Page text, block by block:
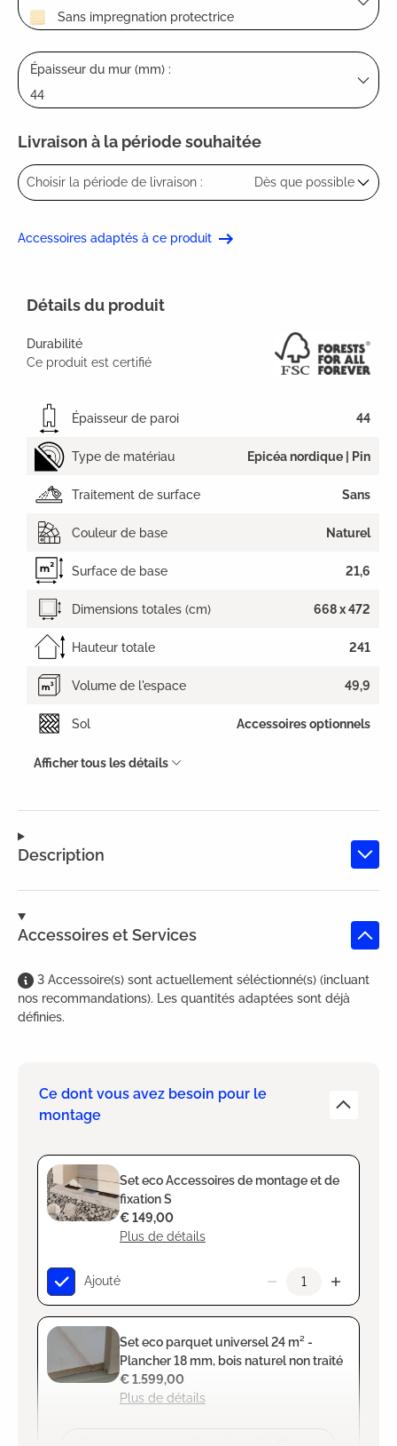
Sans impregnation protectrice
Épaisseur du mur (mm) :
44
Livraison à la période souhaitée
Choisir la période de livraison : Dès que possible
Accessoires adaptés à ce produit
Description
Accessoires et Services
3 Accessoire(s) sont actuellement séléctionné(s) (incluant
nos recommandations). Les quantités adaptées sont déjà
définies.
Ce dont vous avez besoin pour le
montage
Set eco Accessoires de montage et de
fixation S
Plus de détails
€ 149,00
Ajouté
Set eco parquet universel 24 m² -
Plancher 18 mm, bois naturel non traité
Plus de détails
€ 1.599,00
Détails du produit
Durabilité
Ce produit est certifié
Épaisseur de paroi 44
Type de matériau Epicéa nordique | Pin
Traitement de surface Sans
Couleur de base Naturel
Surface de base 21,6
Dimensions totales (cm) 668 x 472
Hauteur totale 241
Volume de l'espace 49,9
Sol Accessoires optionnels
Afficher tous les détails